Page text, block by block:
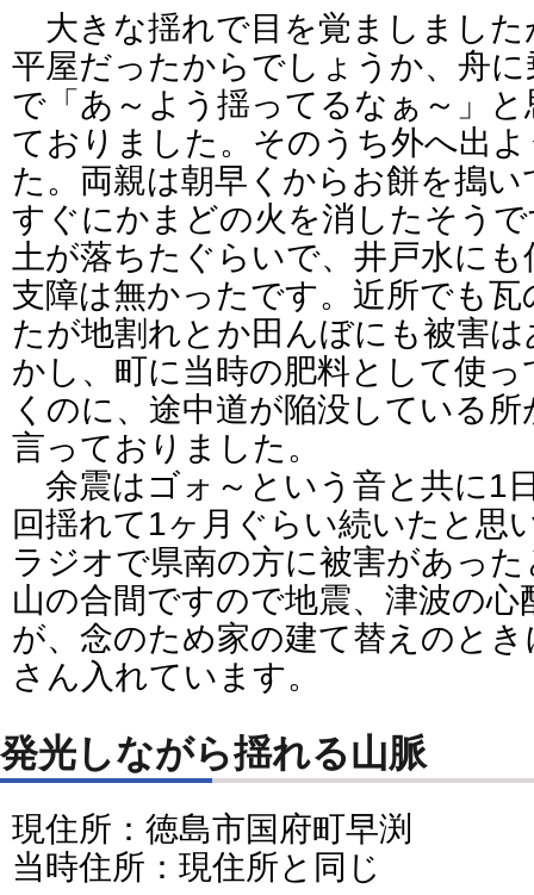
大きな揺れで目を覚ましました
平屋だったからでしょうか、舟
で「あ～よう揺ってるなぁ～」
ておりました。そのうち外へ出
た。両親は朝早くからお餅を搗
すぐにかまどの火を消したそう
土が落ちたぐらいで、井戸水に
支障は無かったです。近所でも
たが地割れとか田んぼにも被害
かし、町に当時の肥料として使
くのに、途中道が陥没している
言っておりました。
余震はゴォ～という音と共に1
回揺れて1ヶ月ぐらい続いたと思
ラジオで県南の方に被害があっ
山の合間ですので地震、津波の
が、念のため家の建て替えのと
さん入れています。
発光しながら揺れる山脈
現住所：徳島市国府町早渕
当時住所：現住所と同じ